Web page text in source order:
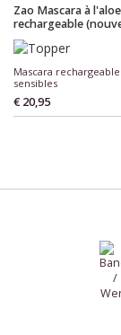
Zao Mascara à
rechargeable
Mascara
sensibles
€ 20,95